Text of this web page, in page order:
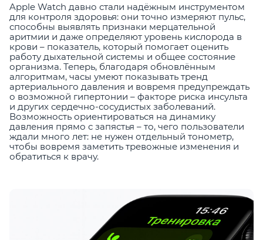
Apple Watch давно стали надёжным инструментом
для контроля здоровья: они точно измеряют пульс,
способны выявлять признаки мерцательной
аритмии и даже определяют уровень кислорода в
крови – показатель, который помогает оценить
работу дыхательной системы и общее состояние
организма. Теперь, благодаря обновлённым
алгоритмам, часы умеют показывать тренд
артериального давления и вовремя предупреждать
о возможной гипертонии – факторе риска инсульта
и других сердечно-сосудистых заболеваний.
Возможность ориентироваться на динамику
давления прямо с запястья – то, чего пользователи
ждали много лет: не нужен отдельный тонометр,
чтобы вовремя заметить тревожные изменения и
обратиться к врачу.